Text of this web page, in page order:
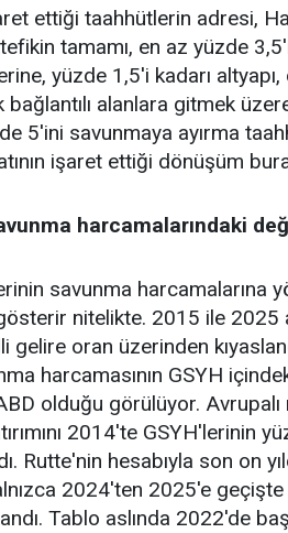
ettiği taahhütlerin adresi,
tamamı, en az yüzde
yüzde 1,5'i kadarı altyapı,
alanlara gitmek
5'ini savunmaya ayırma
işaret ettiği dönüşüm
harcamalarındaki
savunma harcamalarına
nitelikte. 2015 ile 2025
gelire oran üzerinden
harcamasının GSYH
olduğu görülüyor.
2014'te GSYH'lerinin
Rutte'nin hesabıyla son on
2024'ten 2025'e
Tablo aslında 2022'de